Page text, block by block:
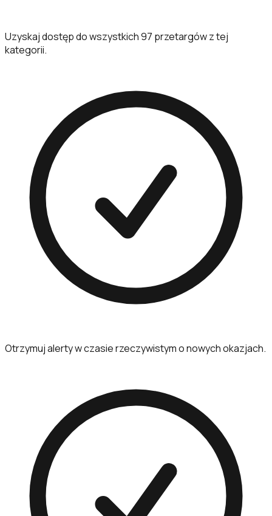
Uzyskaj dostęp do wszystkich 97 przetargów z tej
kategorii.
Otrzymuj alerty w czasie rzeczywistym o nowych okazjach.